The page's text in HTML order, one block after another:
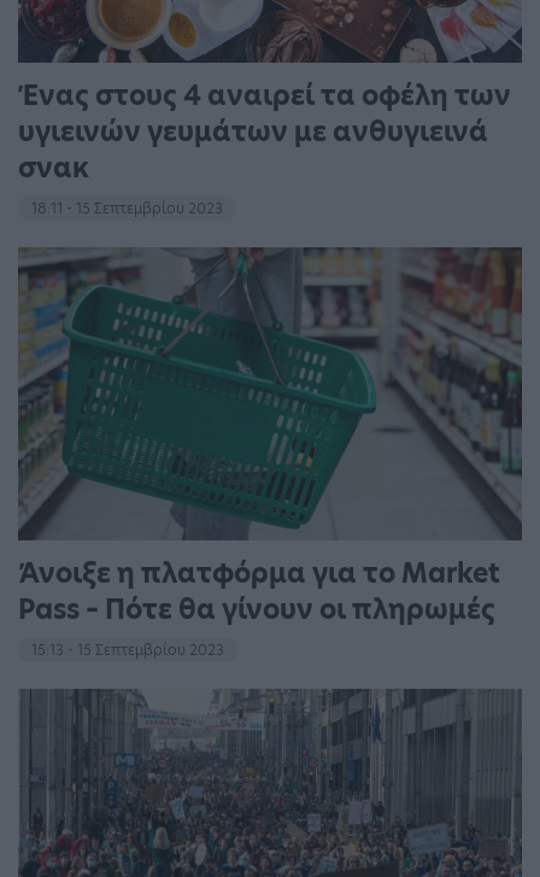
Ένας στους 4 αναιρεί τα οφέλη των
υγιεινών γευμάτων με ανθυγιεινά
σνακ
18:11 - 15 Σεπτεμβρίου 2023
Άνοιξε η πλατφόρμα για το Market
Pass – Πότε θα γίνουν οι πληρωμές
15:13 - 15 Σεπτεμβρίου 2023